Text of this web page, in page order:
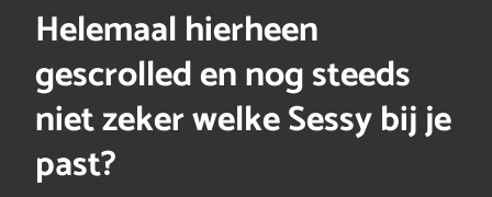
Helemaal hierheen
gescrolled en nog steeds
niet zeker welke Sessy bij je
past?